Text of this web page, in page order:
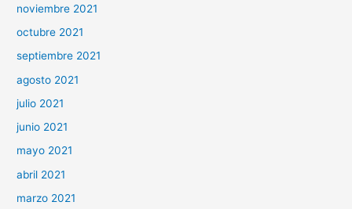
noviembre 2021
octubre 2021
septiembre 2021
agosto 2021
julio 2021
junio 2021
mayo 2021
abril 2021
marzo 2021